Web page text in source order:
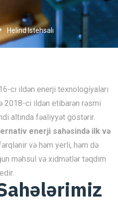
Helind Istehsalı
cı ildən enerji texnologiyaları
2018-ci ildən etibarən rəsmi
altında fəaliyyət göstərir.
enerji sahəsində ilk və
və həm yerli, həm də
məhsul və xidmətlər təqdim
edir.